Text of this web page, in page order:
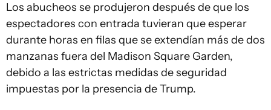
Los abucheos se produjeron después de que los
espectadores con entrada tuvieran que esperar
durante horas en filas que se extendían más de dos
manzanas fuera del Madison Square Garden,
debido a las estrictas medidas de seguridad
impuestas por la presencia de Trump.